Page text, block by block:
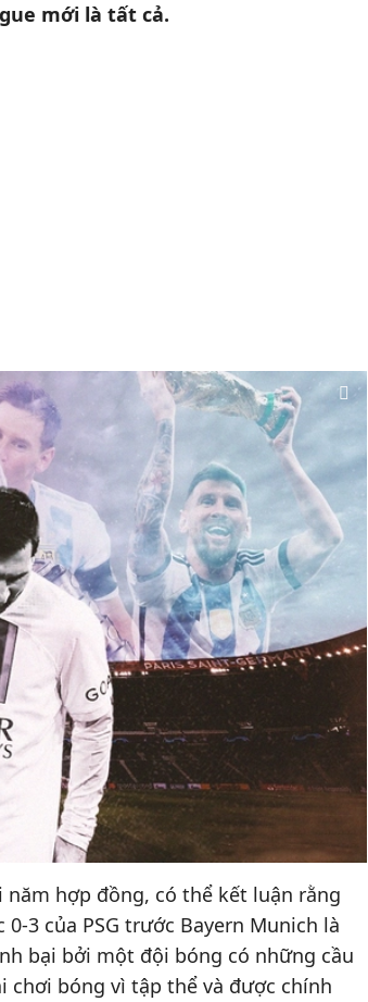
mới là tất cả.
năm hợp đồng, có thể kết luận rằng
3 của PSG trước Bayern Munich là
bại bởi một đội bóng có những cầu
bóng vì tập thể và được chính